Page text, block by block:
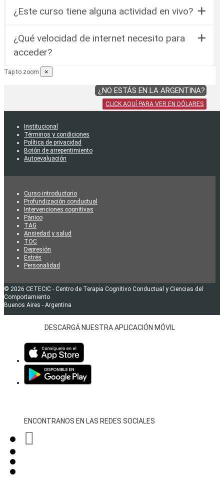
¿Este curso tiene alguna actividad en vivo?
¿Qué velocidad de internet necesito para
acceder?
Tap to zoom ×
¿NO ESTÁS EN LA ARGENTINA?
CLICK AQUÍ PARA VER EN DÓLARES
Institucional
Términos y condiciones
Política de privacidad
Botón de arrepentimiento
Autoevaluación
Curso introductorio
Profundización conductual
Intervenciones cognitivas
Pánico
TAG
Ansiedad y salud
TOC
Depresión
Estrés
Personalidad
© 2026 CETECIC - Centro de Terapia Cognitivo Conductual y Ciencias del
Comportamiento
Buenos Aires - Argentina
DESCARGÁ NUESTRA APLICACIÓN MÓVIL